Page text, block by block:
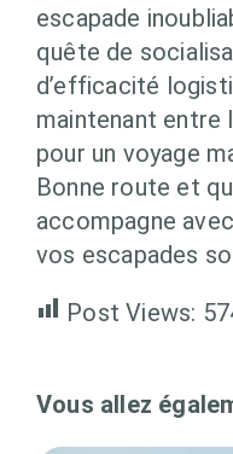
escapade
quête de
d’efficacité
maintenant entre
pour un voyage
Bonne route et
accompagne
vos escapades
Post Views:
Vous allez